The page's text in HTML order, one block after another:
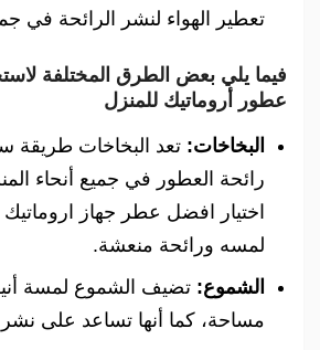
تعطير الهواء لنشر الرائحة في
فيما يلي بعض الطرق المختلفة
عطور أروماتيك للمنزل
البخاخات: تعد البخاخات طريقة
رائحة العطور في جميع أنحاء
اختيار افضل عطر جهاز
لمسه ورائحة منعشة.
الشموع: تضيف الشموع لمسة
مساحة، كما أنها تساعد على